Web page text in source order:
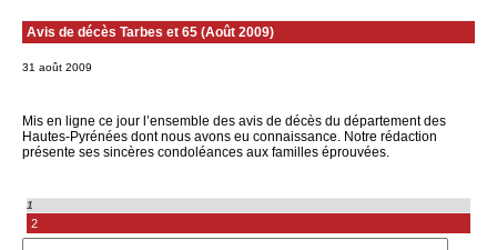
Avis de décès Tarbes et 65 (Août 2009)
31 août 2009
Mis en ligne ce jour l’ensemble des avis de décès du département des
Hautes-Pyrénées dont nous avons eu connaissance. Notre rédaction
présente ses sincères condoléances aux familles éprouvées.
1
2